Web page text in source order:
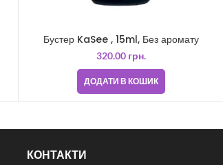
Бустер KaSee , 15ml, Без аромату
320.00 грн.
ДОДАТИ В КОШИК
КОНТАКТИ